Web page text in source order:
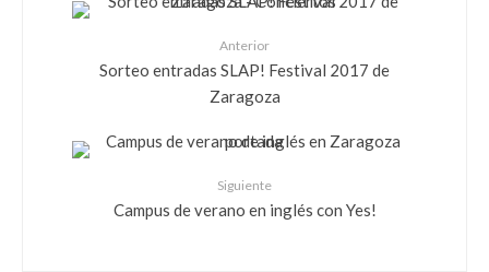
Anterior
Sorteo entradas SLAP! Festival 2017 de
Zaragoza
Siguiente
Campus de verano en inglés con Yes!